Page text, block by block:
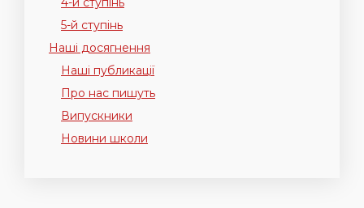
5-й ступінь
Наші досягнення
Наші публикації
Про нас пишуть
Випускники
Новини школи